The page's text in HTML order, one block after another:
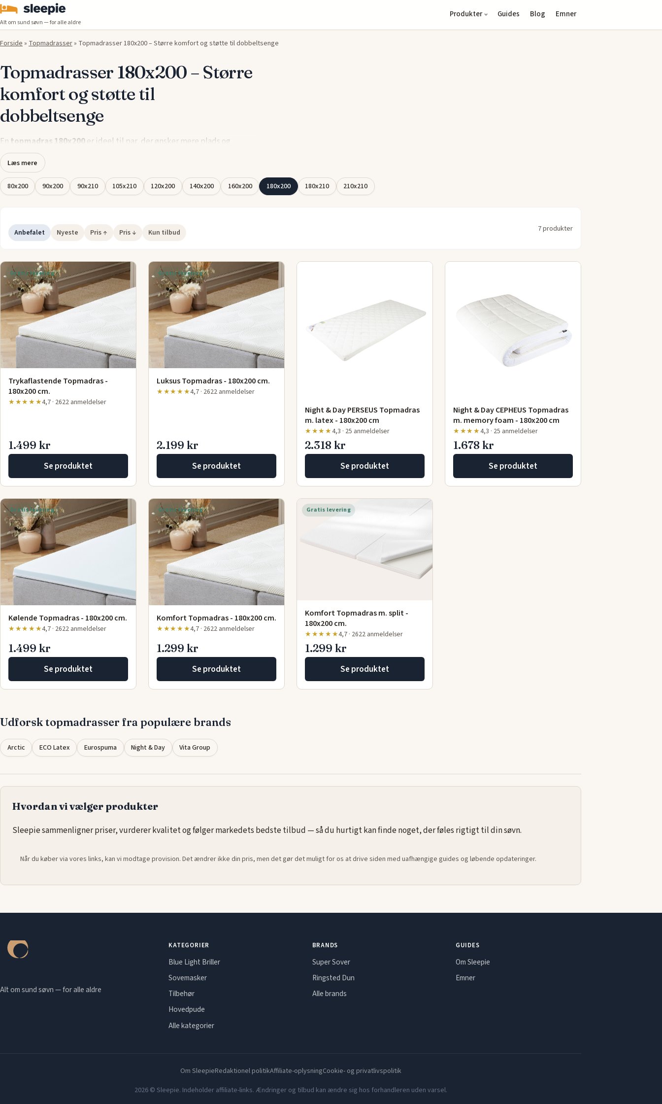
Alt om sund søvn — for alle aldre
Produkter Guides Blog Emner
Forside» Topmadrasser» Topmadrasser 180x200 – Større komfort og støtte til dobbeltsenge
Topmadrasser 180x200 – Større
komfort og støtte til
dobbeltsenge
En topmadras 180x200 er ideel til par, der ønsker mere plads og
komfort i deres
støtte, samtidig med at den afhjælper tryk og forbedrer søvnkvaliteten
natten igennem.
Uanset om du sover alene eller med en partner, vil du vågne op og føle
Læs mere
80x200 90x200 90x210 105x210 120x200 140x200 160x200 180x200 180x210 210x210
Anbefalet Nyeste Pris ↑ Pris ↓ Kun tilbud 7 produkter
Gratis levering
Trykaflastende Topmadras -
180x200 cm.
★★★★★4,7 · 2622 anmeldelser
1.499 kr
Se produktet
Gratis levering
Luksus Topmadras - 180x200 cm.
★★★★★4,7 · 2622 anmeldelser
2.199 kr
Se produktet
Night & Day PERSEUS Topmadras
m. latex - 180x200 cm
★★★★4,3 · 25 anmeldelser
2.318 kr
Se produktet
Night & Day CEPHEUS Topmadras
m. memory foam - 180x200 cm
★★★★4,3 · 25 anmeldelser
1.678 kr
Se produktet
Gratis levering
Kølende Topmadras - 180x200 cm.
★★★★★4,7 · 2622 anmeldelser
1.499 kr
Se produktet
Gratis levering
Komfort Topmadras - 180x200 cm.
★★★★★4,7 · 2622 anmeldelser
1.299 kr
Se produktet
Gratis levering
Komfort Topmadras m. split -
180x200 cm.
★★★★★4,7 · 2622 anmeldelser
1.299 kr
Se produktet
Udforsk topmadrasser fra populære brands
Arctic ECO Latex Eurospuma Night & Day Vita Group
Hvordan vi vælger produkter
Sleepie sammenligner priser, vurderer kvalitet og følger markedets bedste tilbud — så du hurtigt kan finde noget, der føles rigtigt til din søvn.
Når du køber via vores links, kan vi modtage provision. Det ændrer ikke din pris, men det gør det muligt for os at drive siden med uafhængige guides og løbende opdateringer.
Alt om sund søvn — for alle aldre
KATEGORIER
Blue Light Briller
Sovemasker
Tilbehør
Hovedpude
Alle kategorier
BRANDS
Super Sover
Ringsted Dun
Alle brands
GUIDES
Om Sleepie
Emner
Om SleepieRedaktionel politikAffiliate-oplysningCookie- og privatlivspolitik
2026 © Sleepie. Indeholder affiliate-links. Ændringer og tilbud kan ændre sig hos forhandleren uden varsel.